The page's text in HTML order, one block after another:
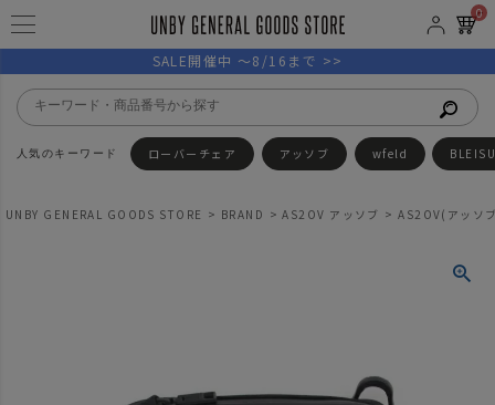
0
SALE開催中 ～8/16まで >>
ローバーチェア アッソブ wfeld
UNBY GENERAL GOODS STORE BRAND AS2OV アッソブ AS2OV(アッソ